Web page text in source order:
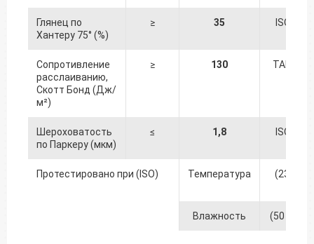
Глянец по
Хантеру 75° (%)
≥ 35 ISO
Сопротивление
расслаиванию,
Скотт Бонд (Дж/
м²)
≥ 130 TAPPI
Шероховатость
по Паркеру (мкм)
≤ 1,8 ISO
Протестировано при (ISO) Температура
(23 +/-
Влажность (50 +/- 5)